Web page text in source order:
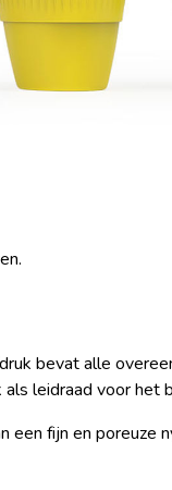
bevat alle
leidraad voor het
een fijn en poreuze